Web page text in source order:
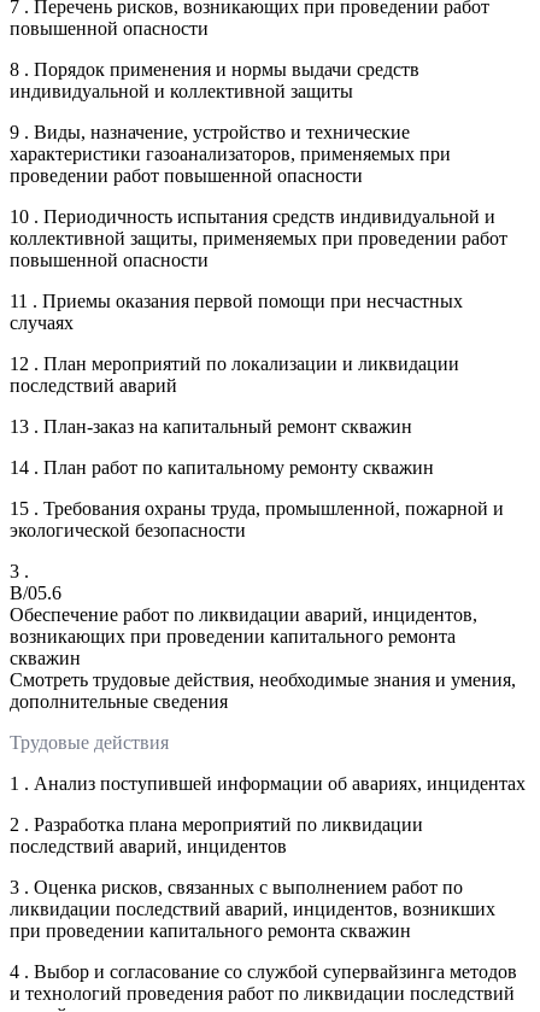
7 . Перечень рисков, возникающих при проведении работ
повышенной опасности
8 . Порядок применения и нормы выдачи средств
индивидуальной и коллективной защиты
9 . Виды, назначение, устройство и технические
характеристики газоанализаторов, применяемых при
проведении работ повышенной опасности
10 . Периодичность испытания средств индивидуальной и
коллективной защиты, применяемых при проведении работ
повышенной опасности
11 . Приемы оказания первой помощи при несчастных
случаях
12 . План мероприятий по локализации и ликвидации
последствий аварий
13 . План-заказ на капитальный ремонт скважин
14 . План работ по капитальному ремонту скважин
15 . Требования охраны труда, промышленной, пожарной и
экологической безопасности
3 .
B/05.6
Обеспечение работ по ликвидации аварий, инцидентов,
возникающих при проведении капитального ремонта
скважин
Смотреть трудовые действия, необходимые знания и умения,
дополнительные сведения
Трудовые действия
1 . Анализ поступившей информации об авариях, инцидентах
2 . Разработка плана мероприятий по ликвидации
последствий аварий, инцидентов
3 . Оценка рисков, связанных с выполнением работ по
ликвидации последствий аварий, инцидентов, возникших
при проведении капитального ремонта скважин
4 . Выбор и согласование со службой супервайзинга методов
и технологий проведения работ по ликвидации последствий